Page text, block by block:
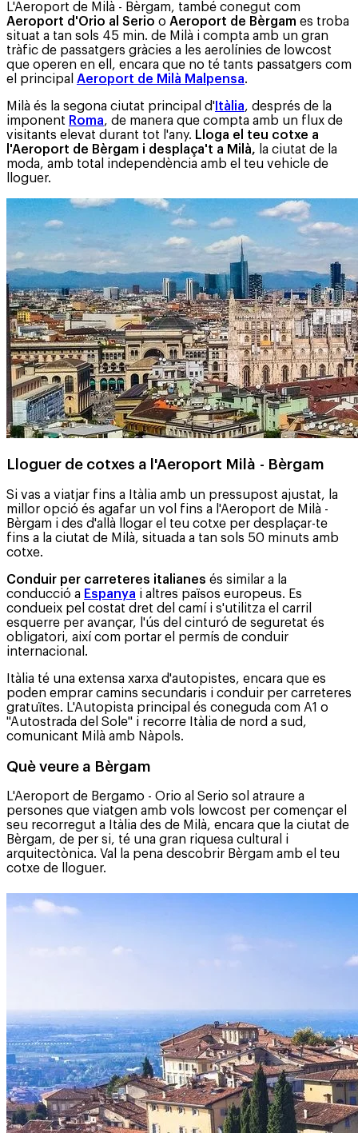
L'Aeroport de Milà - Bèrgam, també conegut com
Aeroport d'Orio al Serio o Aeroport de Bèrgam es troba
situat a tan sols 45 min. de Milà i compta amb un gran
tràfic de passatgers gràcies a les aerolínies de lowcost
que operen en ell, encara que no té tants passatgers com
el principal Aeroport de Milà Malpensa.
Milà és la segona ciutat principal d' Itàlia, després de la
imponent Roma, de manera que compta amb un flux de
visitants elevat durant tot l'any. Lloga el teu cotxe a
l'Aeroport de Bèrgam i desplaça't a Milà, la ciutat de la
moda, amb total independència amb el teu vehicle de
lloguer.
Lloguer de cotxes a l'Aeroport Milà - Bèrgam
Si vas a viatjar fins a Itàlia amb un pressupost ajustat, la
millor opció és agafar un vol fins a l'Aeroport de Milà -
Bèrgam i des d'allà llogar el teu cotxe per desplaçar-te
fins a la ciutat de Milà, situada a tan sols 50 minuts amb
cotxe.
Conduir per carreteres italianes és similar a la
conducció a Espanya i altres països europeus. Es
condueix pel costat dret del camí i s'utilitza el carril
esquerre per avançar, l'ús del cinturó de seguretat és
obligatori, així com portar el permís de conduir
internacional.
Itàlia té una extensa xarxa d'autopistes, encara que es
poden emprar camins secundaris i conduir per carreteres
gratuïtes. L'Autopista principal és coneguda com A1 o
"Autostrada del Sole" i recorre Itàlia de nord a sud,
comunicant Milà amb Nàpols.
Què veure a Bèrgam
L'Aeroport de Bergamo - Orio al Serio sol atraure a
persones que viatgen amb vols lowcost per començar el
seu recorregut a Itàlia des de Milà, encara que la ciutat de
Bèrgam, de per si, té una gran riquesa cultural i
arquitectònica. Val la pena descobrir Bèrgam amb el teu
cotxe de lloguer.